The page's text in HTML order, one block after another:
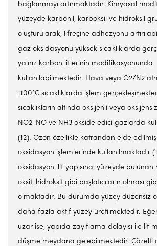
bağlanmayı artırmaktadır. Kimyasal
yüzeyde karbonil, karboksil ve hidroksil
oluşturularak, lifreçine adhezyonu
gaz oksidasyonu yüksek sıcaklıklarda
yalnız karbon liflerinin modifikasyonunda
kullanılabilmektedir. Hava veya O2/N2
1100°C sıcaklıklarda işlem
sıcaklıkların altında oksijenli veya
NO2-NO ve NH3 okside edici gazlarda
(12). Ozon özellikle katrandan elde
oksidasyon işlemlerinde kullanılmaktadır
oksidasyon, lif yapısına, yüzeyde
oksit, hidroksit gibi başlatıcıların olması
olmaktadır. Bu durumda yüzey düzensiz
daha fazla aktif yüzey üretilmektedir.
uzar ise, yapıda zayıflama dolayısı ile lif
düşme meydana gelebilmektedir. Çözelti